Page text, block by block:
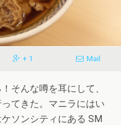
+ 1 Mail
そんな噂を耳にして、
てきた。マニラにはい
ソンシティにある SM